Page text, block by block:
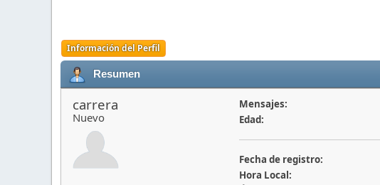
Información del Perfil
Resumen
carrera
Nuevo
Mensajes:
Edad:
Fecha de registro:
Hora Local: